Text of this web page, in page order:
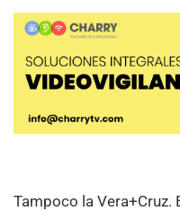
Tampoco la Vera+Cruz.